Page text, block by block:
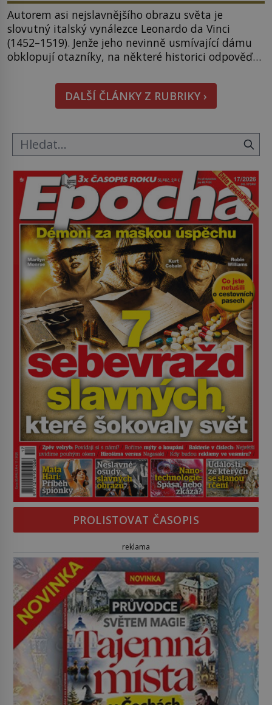
Autorem asi nejslavnějšího obrazu světa je
slovutný italský vynálezce Leonardo da Vinci
(1452–1519). Jenže jeho nevinně usmívající dámu
obklopují otazníky, na některé historici odpověď
pověsil Napoleon? Samotný císař Napoleon
Bonaparte (1769–1821) má pro malbu slabost, a
tak si ji ještě jako první konzul přemístí do své
DALŠÍ ČLÁNKY Z RUBRIKY ›
PROLISTOVAT ČASOPIS
reklama